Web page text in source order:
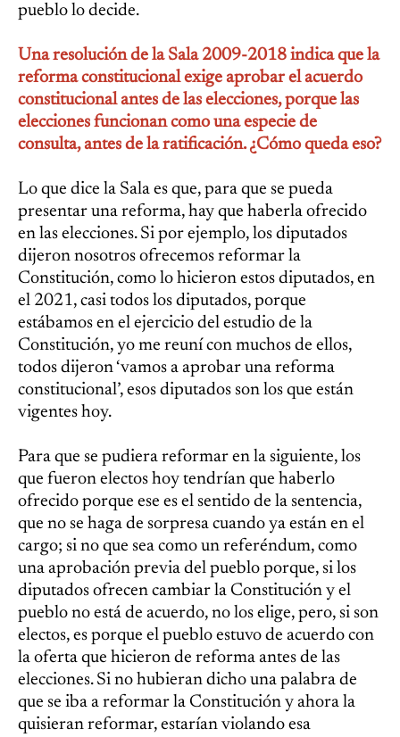
pueblo lo decide.
Una resolución de la Sala 2009-2018 indica que la
reforma constitucional exige aprobar el acuerdo
constitucional antes de las elecciones, porque las
elecciones funcionan como una especie de
consulta, antes de la ratificación. ¿Cómo queda eso?
Lo que dice la Sala es que, para que se pueda
presentar una reforma, hay que haberla ofrecido
en las elecciones. Si por ejemplo, los diputados
dijeron nosotros ofrecemos reformar la
Constitución, como lo hicieron estos diputados, en
el 2021, casi todos los diputados, porque
estábamos en el ejercicio del estudio de la
Constitución, yo me reuní con muchos de ellos,
todos dijeron ‘vamos a aprobar una reforma
constitucional’, esos diputados son los que están
vigentes hoy.
Para que se pudiera reformar en la siguiente, los
que fueron electos hoy tendrían que haberlo
ofrecido porque ese es el sentido de la sentencia,
que no se haga de sorpresa cuando ya están en el
cargo; si no que sea como un referéndum, como
una aprobación previa del pueblo porque, si los
diputados ofrecen cambiar la Constitución y el
pueblo no está de acuerdo, no los elige, pero, si son
electos, es porque el pueblo estuvo de acuerdo con
la oferta que hicieron de reforma antes de las
elecciones. Si no hubieran dicho una palabra de
que se iba a reformar la Constitución y ahora la
quisieran reformar, estarían violando esa